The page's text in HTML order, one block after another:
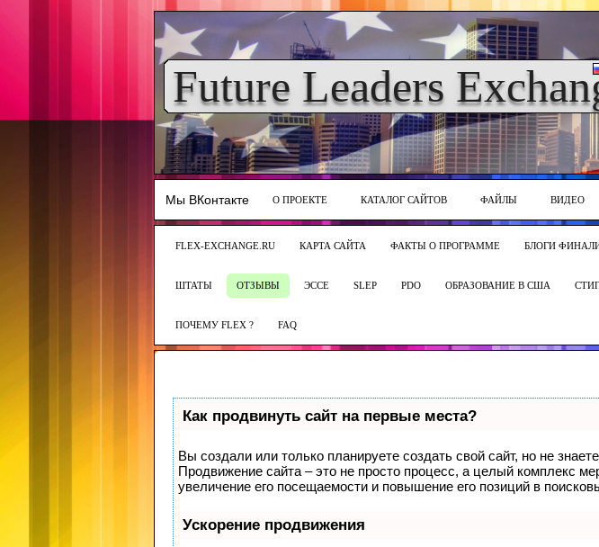
Future Leaders
Мы ВКонтакте О ПРОЕКТЕ КАТАЛОГ САЙТОВ ФАЙЛЫ ВИДЕО
FLEX-EXCHANGE.RU КАРТА САЙТА ФАКТЫ О ПРОГРАММЕ БЛОГИ
ШТАТЫ ОТЗЫВЫ ЭССЕ SLEP PDO ОБРАЗОВАНИЕ В США
ПОЧЕМУ FLEX ? FAQ
Как продвинуть сайт на первые места?
Вы создали или только планируете создать свой сайт, но не
Продвижение сайта – это не просто процесс, а целый комплекс
увеличение его посещаемости и повышение его позиций в
Ускорение продвижения